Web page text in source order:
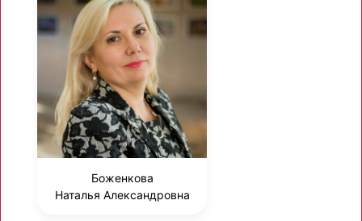
Боженкова
Наталья Александровна